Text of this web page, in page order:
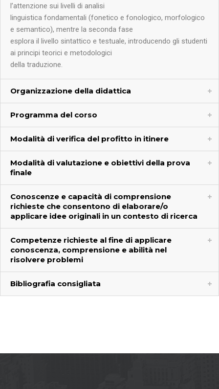
l’attenzione sui livelli di analisi
linguistica fondamentali (fonetico e fonologico, morfologico
e semantico), mentre la seconda fase
esplora il livello sintattico e testuale, introducendo gli studenti
ai principi teorici e metodologici
della traduzione.
Organizzazione della didattica
Programma del corso
Modalità di verifica del profitto in itinere
Modalità di valutazione e obiettivi della prova
finale
Conoscenze e capacità di comprensione
richieste che consentono di elaborare/o
applicare idee originali in un contesto di ricerca
Competenze richieste al fine di applicare
conoscenza, comprensione e abilità nel
risolvere problemi
Bibliografia consigliata